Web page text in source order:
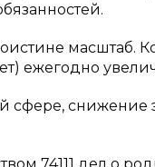
масштаб.
ежегодно
сфере, снижение